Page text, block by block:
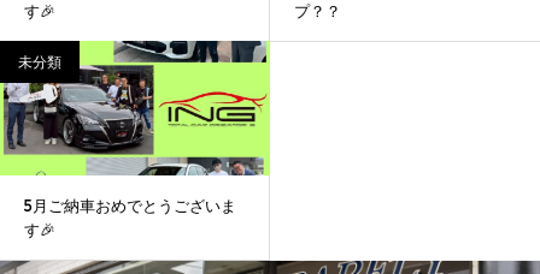
す🎉
プ？？
未分類
5月ご納車おめでとうございま
す🎉